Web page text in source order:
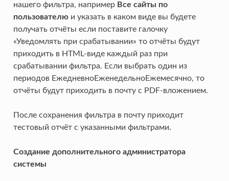
нашего фильтра, например Все сайты по
пользователюи указать в каком виде вы будете
получать отчёты если поставите галочку
«Уведомлять при срабатывании» то отчёты будут
приходить в HTML-виде каждый раз при
срабатывании фильтра. Если выбрать один из
периодов ЕжедневноЕженедельноЕжемесячно, то
отчёты будут приходить в почту с PDF-вложением.
После сохранения фильтра в почту приходит
тестовый отчёт с указанными фильтрами.
Создание дополнительного администратора
системы